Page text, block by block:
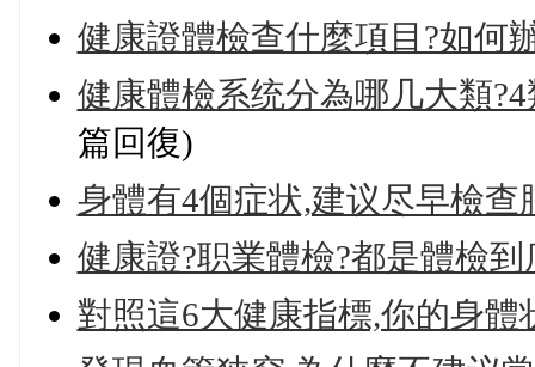
健康證體檢查什麼項目?如何
健康體檢系统分為哪几大類
篇回復)
身體有4個症状,建议尽早檢查
健康證?职業體檢?都是體檢到
對照這6大健康指標,你的身